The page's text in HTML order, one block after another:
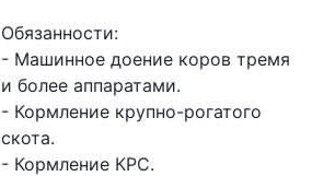
Обязанности:
- Машинное доение коров тремя
и более аппаратами.
- Кормление крупно-рогатого
скота.
- Кормление КРС.